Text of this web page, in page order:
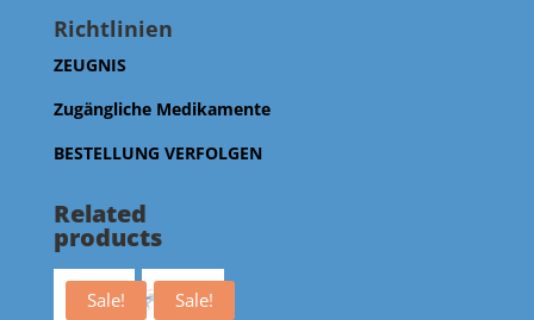
Richtlinien
ZEUGNIS
Zugängliche Medikamente
BESTELLUNG VERFOLGEN
Related
products
Sale! Sale!